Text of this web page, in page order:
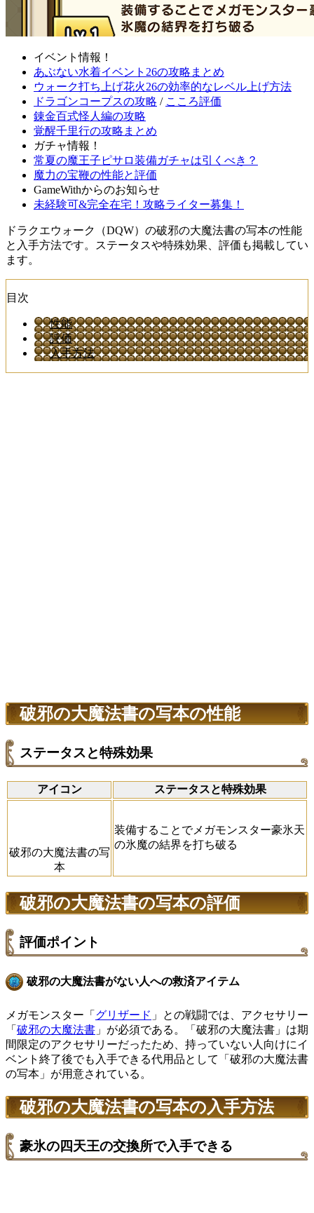
イベント情報！
あぶない水着イベント26の攻略まとめ
ウォーク打ち上げ花火26の効率的なレベル上げ方法
ドラゴンコープスの攻略 / こころ評価
錬金百式怪人編の攻略
覚醒千里行の攻略まとめ
ガチャ情報！
常夏の魔王子ピサロ装備ガチャは引くべき？
魔力の宝鞭の性能と評価
GameWithからのお知らせ
未経験可&完全在宅！攻略ライター募集！
ドラクエウォーク（DQW）の破邪の大魔法書の写本の性能
と入手方法です。ステータスや特殊効果、評価も掲載してい
ます。
目次
性能
評価
入手方法
破邪の大魔法書の写本の性能
ステータスと特殊効果
アイコン ステータスと特殊効果
破邪の大魔法書の写
本
装備することでメガモンスター豪氷天
の氷魔の結界を打ち破る
破邪の大魔法書の写本の評価
評価ポイント
破邪の大魔法書がない人への救済アイテム
メガモンスター「 グリザード 」との戦闘では、アクセサリー
「 破邪の大魔法書 」が必須である。「破邪の大魔法書」は期
間限定のアクセサリーだったため、持っていない人向けにイ
ベント終了後でも入手できる代用品として「破邪の大魔法書
の写本」が用意されている。
破邪の大魔法書の写本の入手方法
豪氷の四天王の交換所で入手できる